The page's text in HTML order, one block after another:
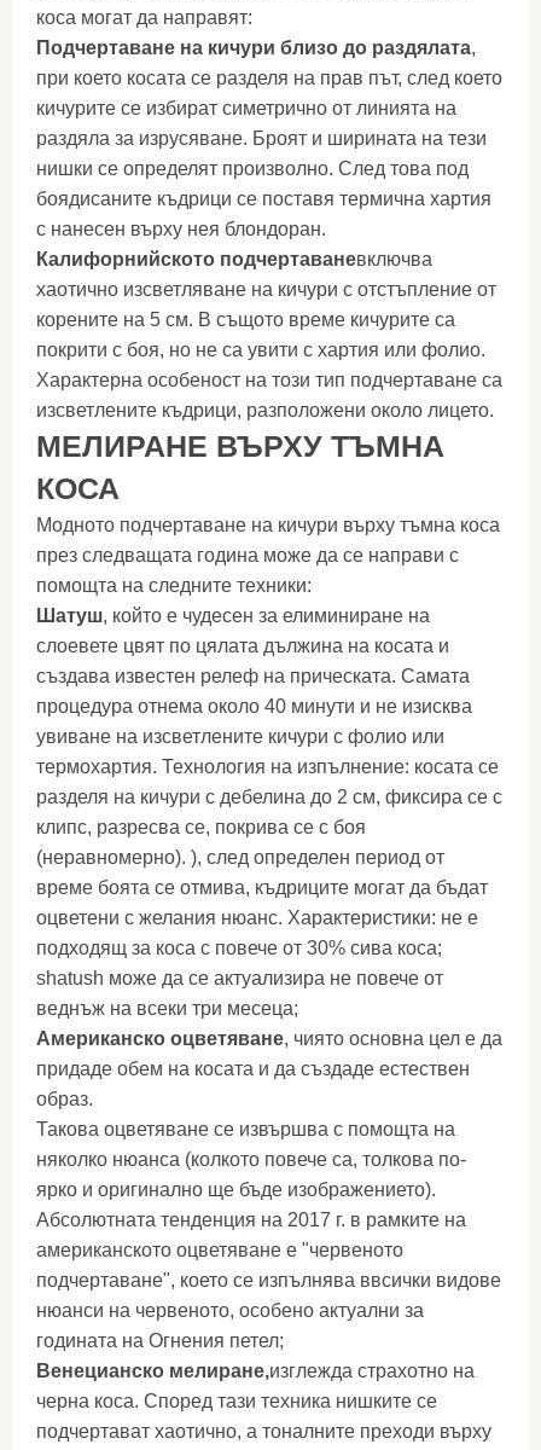
коса могат да направят:
Подчертаване на кичури близо до раздялата,
при което косата се разделя на прав път, след което
кичурите се избират симетрично от линията на
раздяла за изрусяване. Броят и ширината на тези
нишки се определят произволно. След това под
боядисаните къдрици се поставя термична хартия
с нанесен върху нея блондоран.
Калифорнийското подчертаваневключва
хаотично изсветляване на кичури с отстъпление от
корените на 5 см. В същото време кичурите са
покрити с боя, но не са увити с хартия или фолио.
Характерна особеност на този тип подчертаване са
изсветлените къдрици, разположени около лицето.
МЕЛИРАНЕ ВЪРХУ ТЪМНА
КОСА
Модното подчертаване на кичури върху тъмна коса
през следващата година може да се направи с
помощта на следните техники:
Шатуш, който е чудесен за елиминиране на
слоевете цвят по цялата дължина на косата и
създава известен релеф на прическата. Самата
процедура отнема около 40 минути и не изисква
увиване на изсветлените кичури с фолио или
термохартия. Технология на изпълнение: косата се
разделя на кичури с дебелина до 2 см, фиксира се с
клипс, разресва се, покрива се с боя
(неравномерно). ), след определен период от
време боята се отмива, къдриците могат да бъдат
оцветени с желания нюанс. Характеристики: не е
подходящ за коса с повече от 30% сива коса;
shatush може да се актуализира не повече от
веднъж на всеки три месеца;
Американско оцветяване, чиято основна цел е да
придаде обем на косата и да създаде естествен
образ.
Такова оцветяване се извършва с помощта на
няколко нюанса (колкото повече са, толкова по-
ярко и оригинално ще бъде изображението).
Абсолютната тенденция на 2017 г. в рамките на
американското оцветяване е "червеното
подчертаване", което се изпълнява ввсички видове
нюанси на червеното, особено актуални за
годината на Огнения петел;
Венецианско мелиране,изглежда страхотно на
черна коса. Според тази техника нишките се
подчертават хаотично, а тоналните преходи върху